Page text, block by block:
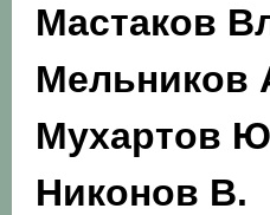
Мастаков
Мельников
Мухартов
Никонов В.